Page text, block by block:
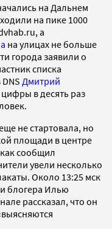
на Дальнем
на пике 1000
а
на улицах не больше
города заявили о
списка
Дмитрий
в десять раз
не стартовала, но
площади в центре
сообщил
увели несколько
Около 13:25 мск
блогера Илью
рассказал, что он